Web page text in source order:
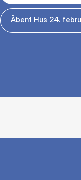
Åbent Hus 24.